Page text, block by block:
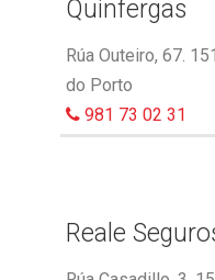
Quinfergas
Rúa Outeiro, 67.
do Porto
981 73 02 31
Reale